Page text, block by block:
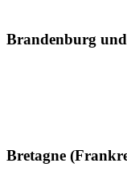
Brandenburg
Bretagne